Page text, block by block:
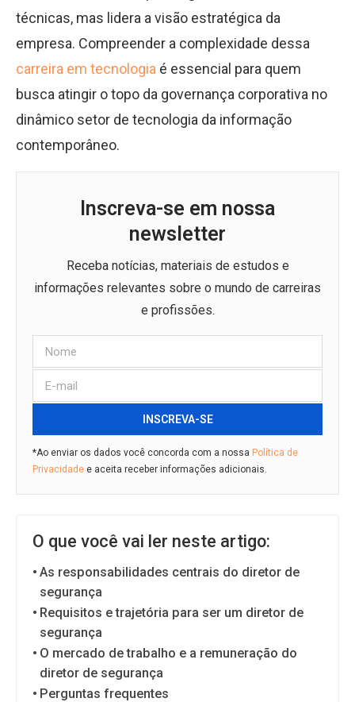
técnicas, mas lidera a visão estratégica da
empresa. Compreender a complexidade dessa
carreira em tecnologia é essencial para quem
busca atingir o topo da governança corporativa no
dinâmico setor de tecnologia da informação
contemporâneo.
Inscreva-se em nossa
newsletter
Receba notícias, materiais de estudos e
informações relevantes sobre o mundo de carreiras
e profissões.
INSCREVA-SE
*Ao enviar os dados você concorda com a nossa Política de
Privacidade e aceita receber informações adicionais.
O que você vai ler neste artigo:
As responsabilidades centrais do diretor de
segurança
Requisitos e trajetória para ser um diretor de
segurança
O mercado de trabalho e a remuneração do
diretor de segurança
Perguntas frequentes